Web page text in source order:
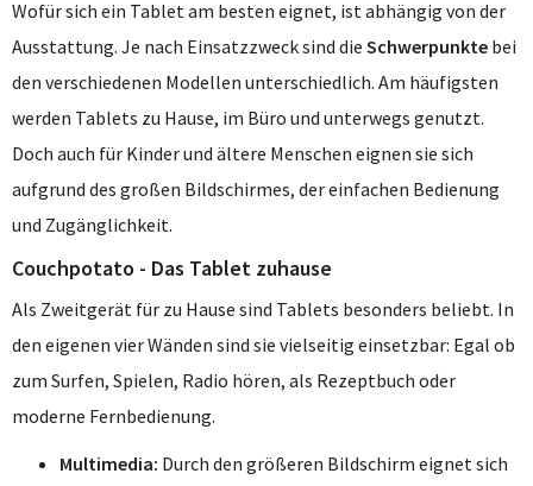
Wofür sich ein Tablet am besten eignet, ist abhängig von der
Ausstattung. Je nach Einsatzzweck sind die Schwerpunkte bei
den verschiedenen Modellen unterschiedlich. Am häufigsten
werden Tablets zu Hause, im Büro und unterwegs genutzt.
Doch auch für Kinder und ältere Menschen eignen sie sich
aufgrund des großen Bildschirmes, der einfachen Bedienung
und Zugänglichkeit.
Couchpotato - Das Tablet zuhause
Als Zweitgerät für zu Hause sind Tablets besonders beliebt. In
den eigenen vier Wänden sind sie vielseitig einsetzbar: Egal ob
zum Surfen, Spielen, Radio hören, als Rezeptbuch oder
moderne Fernbedienung.
Multimedia: Durch den größeren Bildschirm eignet sich